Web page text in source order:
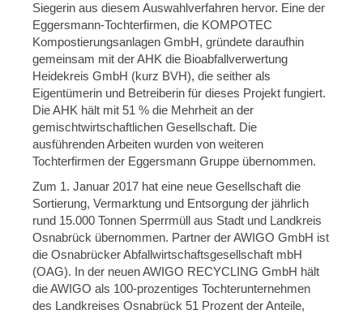
Siegerin aus diesem Auswahlverfahren hervor. Eine der
Eggersmann-Tochterfirmen, die KOMPOTEC
Kompostierungsanlagen GmbH, gründete daraufhin
gemeinsam mit der AHK die Bioabfallverwertung
Heidekreis GmbH (kurz BVH), die seither als
Eigentümerin und Betreiberin für dieses Projekt fungiert.
Die AHK hält mit 51 % die Mehrheit an der
gemischtwirtschaftlichen Gesellschaft. Die
ausführenden Arbeiten wurden von weiteren
Tochterfirmen der Eggersmann Gruppe übernommen.
Zum 1. Januar 2017 hat eine neue Gesellschaft die
Sortierung, Vermarktung und Entsorgung der jährlich
rund 15.000 Tonnen Sperrmüll aus Stadt und Landkreis
Osnabrück übernommen. Partner der AWIGO GmbH ist
die Osnabrücker Abfallwirtschaftsgesellschaft mbH
(OAG). In der neuen AWIGO RECYCLING GmbH hält
die AWIGO als 100-prozentiges Tochterunternehmen
des Landkreises Osnabrück 51 Prozent der Anteile,